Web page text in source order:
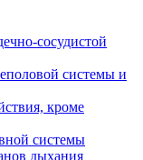
сосудистой
системы и
кроме
системы
дыхания